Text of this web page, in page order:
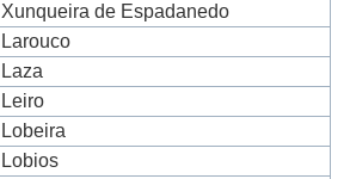
Xunqueira de Espadanedo
Larouco
Laza
Leiro
Lobeira
Lobios